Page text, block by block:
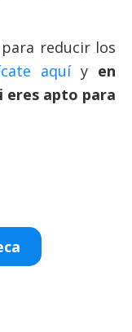
reducir los
aquíy en
eres apto para